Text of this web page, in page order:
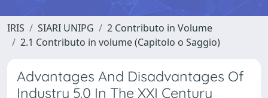
IRIS SIARI UNIPG
2 Contributo in Volume
2.1 Contributo in volume (Capitolo o Saggio)
Advantages And Disadvantages Of
Industry 5.0 In The XXI Century